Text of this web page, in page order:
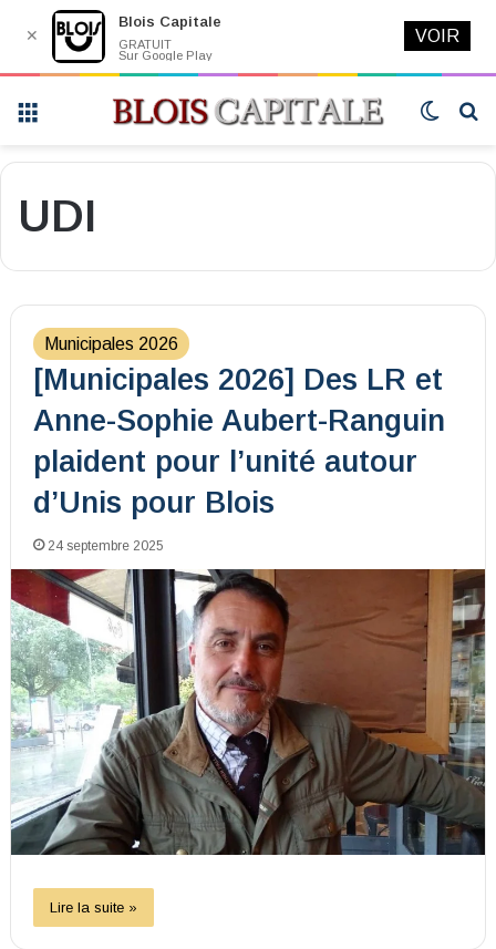
Switch
UDI
Municipales 2026
[Municipales 2026] Des LR et
Anne-Sophie Aubert-Ranguin
plaident pour l’unité autour
d’Unis pour Blois
24 septembre 2025
Lire la suite »
✕
Blois Capitale
GRATUIT
Sur Google Play
VOIR